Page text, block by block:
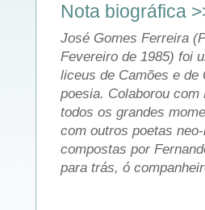
Nota biográfica
José Gomes Ferreira
Fevereiro de 1985) foi
liceus de Camões e
poesia. Colaborou
todos os grandes
com outros poetas
compostas por
para trás, ó